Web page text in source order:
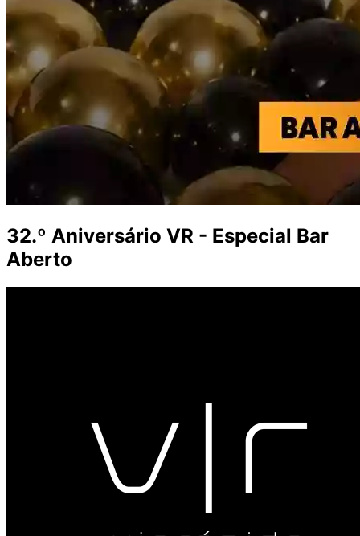
32.º Aniversário VR - Especial Bar
Aberto